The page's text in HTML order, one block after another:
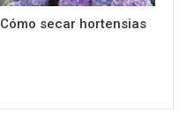
Cómo secar hortensias